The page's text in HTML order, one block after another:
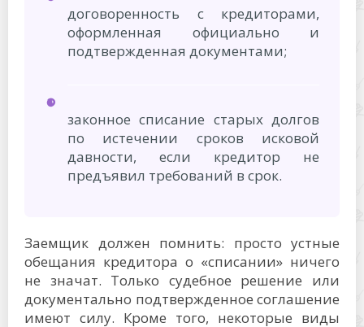
договоренность с кредиторами,
оформленная официально и
подтвержденная документами;
законное списание старых долгов
по истечении сроков исковой
давности, если кредитор не
предъявил требований в срок.
Заемщик должен помнить: просто устные
обещания кредитора о «списании» ничего
не значат. Только судебное решение или
документально подтвержденное соглашение
имеют силу. Кроме того, некоторые виды